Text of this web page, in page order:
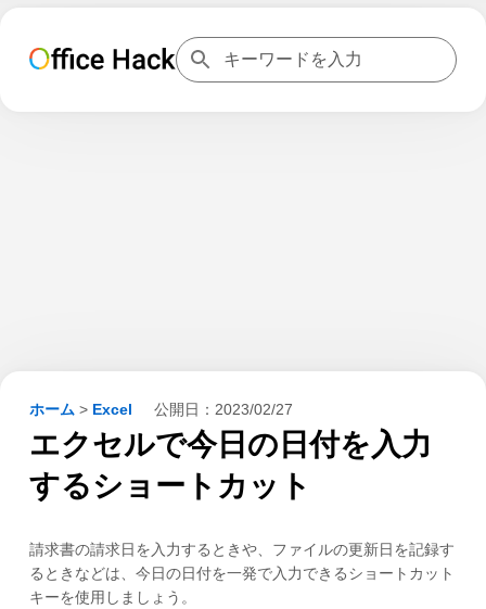
ホーム > Excel 公開日： 2023/02/27
エクセルで今日の日付を入力
するショートカット
請求書の請求日を入力するときや、ファイルの更新日を記録す
るときなどは、今日の日付を一発で入力できるショートカット
キーを使用しましょう。